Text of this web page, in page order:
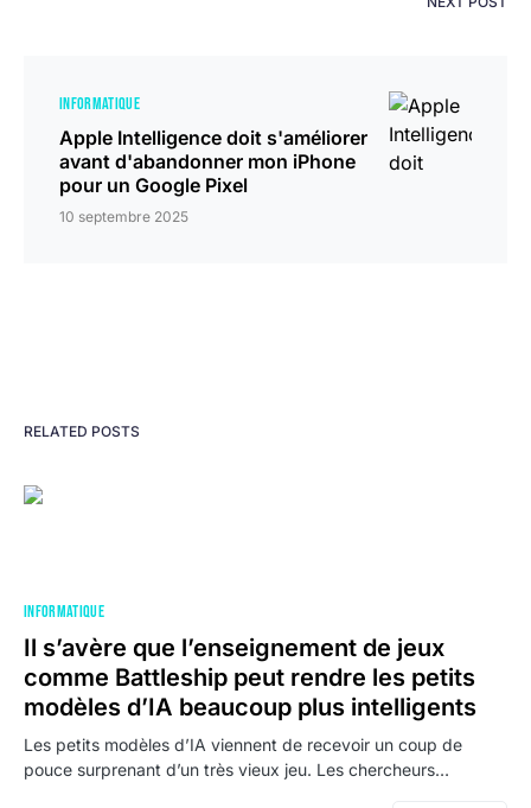
INFORMATIQUE
Apple Intelligence doit s'améliorer
avant d'abandonner mon iPhone
pour un Google Pixel
10 septembre 2025
RELATED POSTS
INFORMATIQUE
Il s’avère que l’enseignement de jeux
comme Battleship peut rendre les petits
modèles d’IA beaucoup plus intelligents
Les petits modèles d’IA viennent de recevoir un coup de
pouce surprenant d’un très vieux jeu. Les chercheurs…